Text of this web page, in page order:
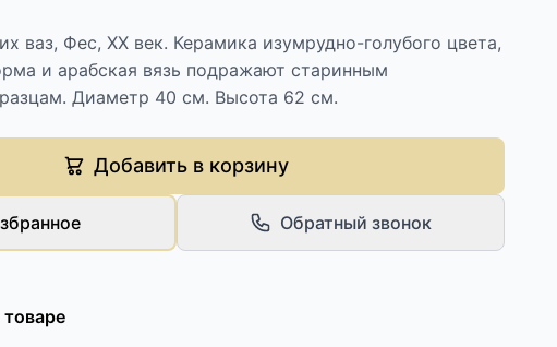
ваз, Фес, XX век. Керамика изумрудно-голубого цвета,
и арабская вязь подражают старинным
Диаметр 40 см. Высота 62 см.
Добавить в корзину
Обратный звонок